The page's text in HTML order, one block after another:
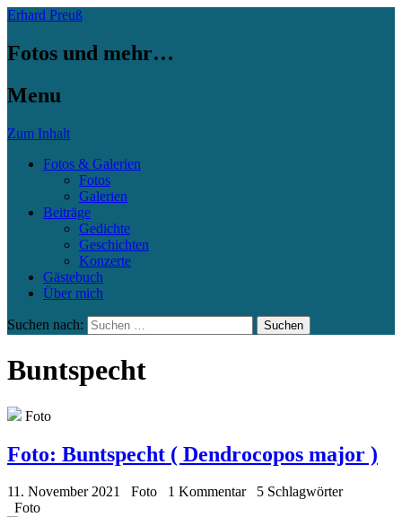
Erhard Preuß
Fotos und mehr…
Menu
Zum Inhalt
Fotos & Galerien
Fotos
Galerien
Beiträge
Gedichte
Geschichten
Konzerte
Gästebuch
Über mich
Suchen nach:
Buntspecht
Foto
Foto: Buntspecht ( Dendrocopos major )
11. November 2021 Foto 1 Kommentar 5 Schlagwörter
Foto